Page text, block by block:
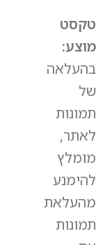
טקסט
מוצע:
בהעלאה
של
תמונות
לאתר,
מומלץ
להימנע
מהעלאת
תמונות